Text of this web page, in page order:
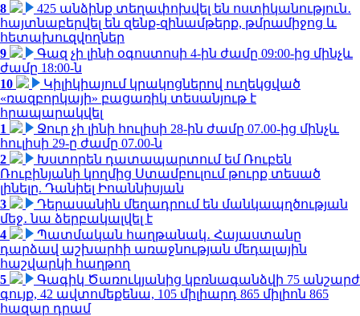
8
425 անձինք տեղափոխվել են ոստիկանություն․
հայտնաբերվել են զենք-զինամթերք, թմրամիջոց և
հետախուզվողներ
9
Գազ չի լինի օգոստոսի 4-ին ժամը 09:00-ից մինչև
ժամը 18:00-ն
10
Կիլիկիայում կրակոցներով ուղեկցված
«ռազբորկայի» բացառիկ տեսանյութ է
հրապարակվել
1
Ջուր չի լինի հուլիսի 28-ին ժամը 07.00-ից մինչև
հուլիսի 29-ը ժամը 07.00-ն
2
Խստորեն դատապարտում եմ Ռուբեն
Ռուբինյանի կողմից Ստամբուլում թուրք տեսած
լինելը. Դանիել Իոաննիսյան
3
Դերասանին մեղադրում են մանկապղծության
մեջ․ նա ձերբակալվել է
4
Պատմական հաղթանակ․ Հայաստանը
դարձավ աշխարհի առաջնության մեդալային
հաշվարկի հաղթող
5
Գագիկ Ծառուկյանից կբռնագանձվի 75 անշարժ
գույք, 42 ավտոմեքենա, 105 միլիարդ 865 միլիոն 865
հազար դրամ